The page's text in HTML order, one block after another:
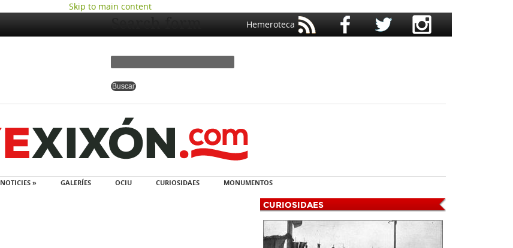
Skip to main content
Hemeroteca
Search form
NOTICIES » GALERÍES OCIU CURIOSIDAES MONUMENTOS
CURIOSIDAES